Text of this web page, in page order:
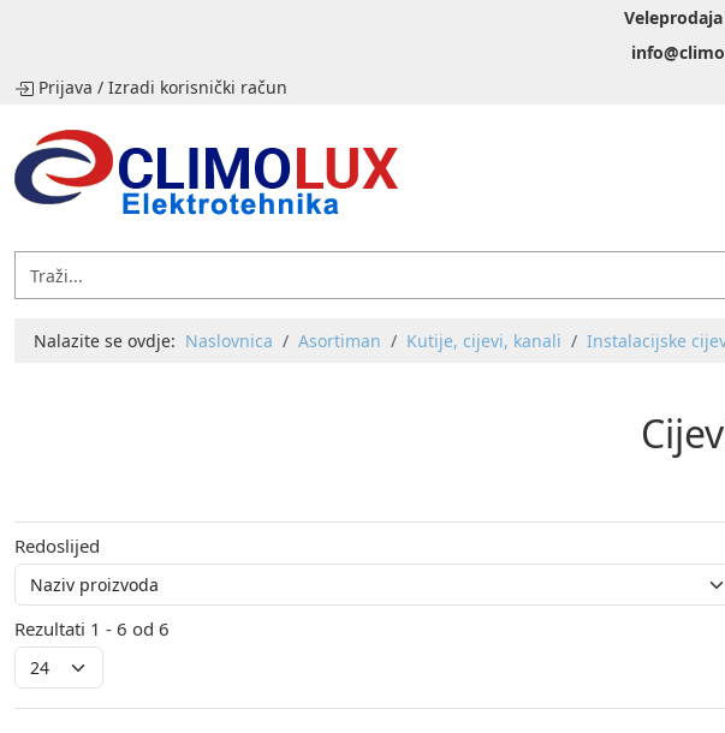
Prijava / Izradi korisnički račun
Nalazite se ovdje: Naslovnica Asortiman Kutije, cijevi, kanali Instalacijske
Redoslijed
Rezultati 1 - 6 od 6